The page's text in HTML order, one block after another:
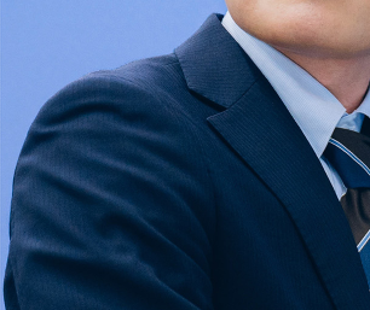
数字で見る日本電子
女性の働き方についてキャリア採用